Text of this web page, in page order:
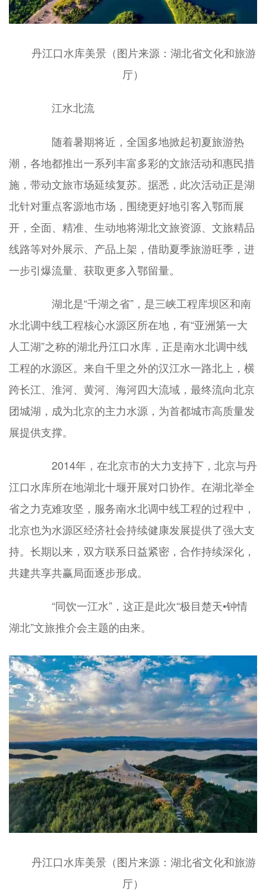
丹江口水库美景（图片来源：湖北省文化和旅游
厅）
江水北流
随着暑期将近，全国多地掀起初夏旅游热
潮，各地都推出一系列丰富多彩的文旅活动和惠民措
施，带动文旅市场延续复苏。据悉，此次活动正是湖
北针对重点客源地市场，围绕更好地引客入鄂而展
开，全面、精准、生动地将湖北文旅资源、文旅精品
线路等对外展示、产品上架，借助夏季旅游旺季，进
一步引爆流量、获取更多入鄂留量。
湖北是“千湖之省”，是三峡工程库坝区和南
水北调中线工程核心水源区所在地，有“亚洲第一大
人工湖”之称的湖北丹江口水库，正是南水北调中线
工程的水源区。来自千里之外的汉江水一路北上，横
跨长江、淮河、黄河、海河四大流域，最终流向北京
团城湖，成为北京的主力水源，为首都城市高质量发
展提供支撑。
2014年，在北京市的大力支持下，北京与丹
江口水库所在地湖北十堰开展对口协作。在湖北举全
省之力克难攻坚，服务南水北调中线工程的过程中，
北京也为水源区经济社会持续健康发展提供了强大支
持。长期以来，双方联系日益紧密，合作持续深化，
共建共享共赢局面逐步形成。
“同饮一江水”，这正是此次“极目楚天•钟情
湖北”文旅推介会主题的由来。
丹江口水库美景（图片来源：湖北省文化和旅游
厅）